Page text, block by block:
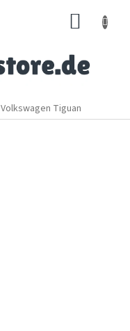
Volkswagen Tiguan